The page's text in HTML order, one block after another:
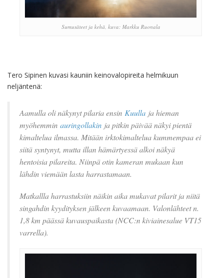
Sumusäteet ja kehä, kuva: Markku Ruonala
Tero Sipinen kuvasi kauniin keinovalopireita helmikuun
neljäntenä:
Aamulla oli näkynyt pilaria ensin Kuulla ja hieman
myöhemmin auringollakin ja pitkin päivää näkyi pientä
kimaltelua ilmassa. Mitään irktokimaltelua kummempaa ei
siitä syntynyt, mutta illan hämärtyessä alkoi näkyä
hentoisia pilareita. Niinpä otin kameran mukaan kun
lähdin viemään lasta harrastamaan.
Matkallla harrastuksiin näikin aika mukavat pilarit ja niitä
singahdin kyydityksen jälkeen kuvaamaan. Valonlähteet n.
1,8 km päässä kuvauspaikasta (NCC:n kiviainesalue VT15
varrella).